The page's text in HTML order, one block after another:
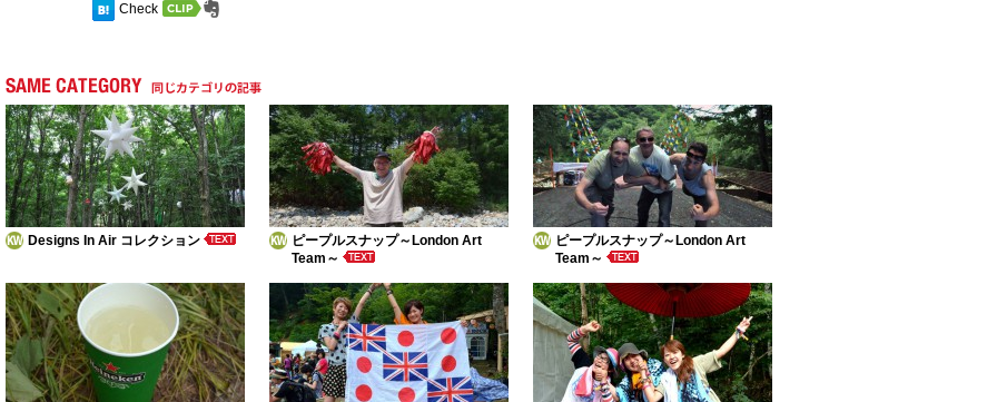
Check
Designs In Air コレクション
ピープルスナップ～London Art
Team～
ピープルスナップ～London Art
Team～